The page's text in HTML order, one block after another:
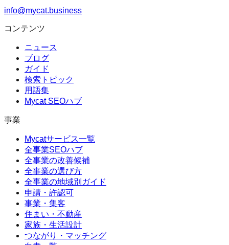
info@mycat.business
コンテンツ
ニュース
ブログ
ガイド
検索トピック
用語集
Mycat SEOハブ
事業
Mycatサービス一覧
全事業SEOハブ
全事業の改善候補
全事業の選び方
全事業の地域別ガイド
申請・許認可
事業・集客
住まい・不動産
家族・生活設計
つながり・マッチング